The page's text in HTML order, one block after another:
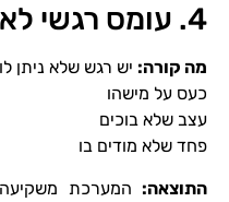
4. עומס רגשי לא מעובד
מה קורה: יש רגש שלא ניתן
כעס על מישהו
עצב שלא בוכים
פחד שלא מודים בו
התוצאה: המערכת